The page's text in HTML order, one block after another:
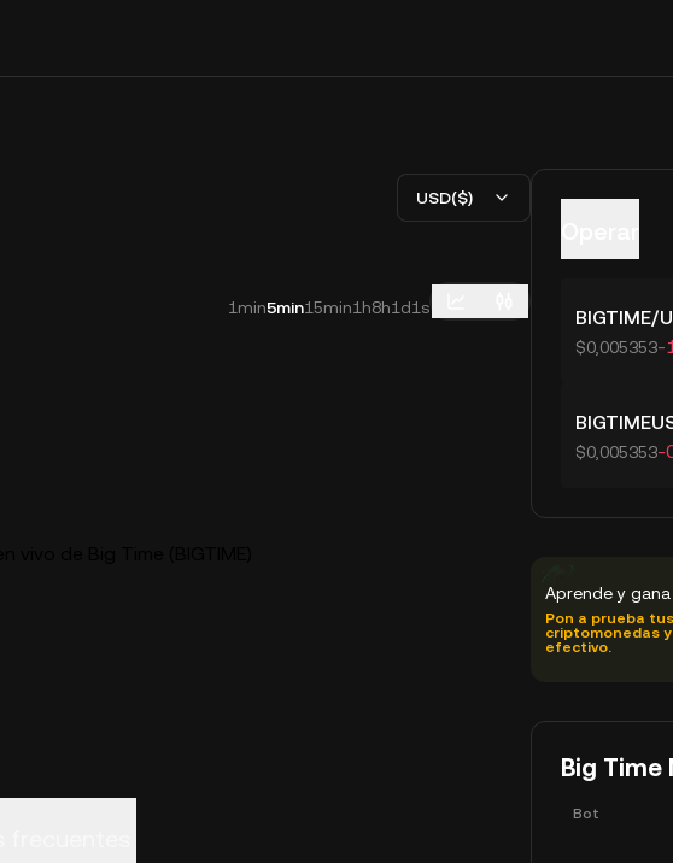
USD($)
1min5min15min1h8h1d1s BIGTIME/
$0,005353-
$0,005353-
Aprende y gana
Pon a prueba
criptomonedas
efectivo.
Big Time
Bot